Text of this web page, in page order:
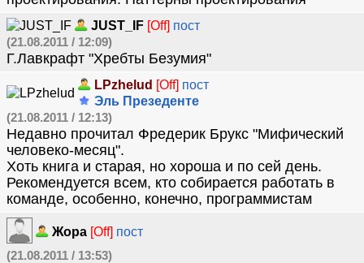
JUST_IF [Off] пост
(21.08.2011 / 12:09)
Г.Лавкрафт "Хребты Безумия"
LPzhelud [Off] пост
Эль Презеденте
(21.08.2011 / 12:13)
Недавно прочитал Фредерик Брукс "Мифический
человеко-месяц".
Хоть книга и старая, но хороша и по сей день.
Рекомендуется всем, кто собирается работать в
команде, особенно, конечно, программистам
Жора [Off] пост
(21.08.2011 / 13:53)